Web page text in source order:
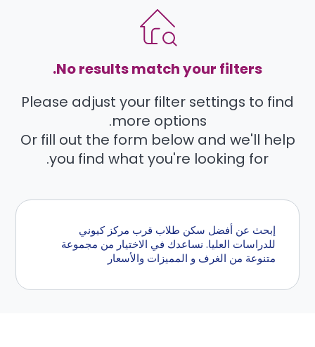
No results match your filters.
Please adjust your filter settings to find
more options.
Or fill out the form below and we'll help
you find what you're looking for.
إبحث عن أفضل سكن طلاب قرب مركز كيوني
للدراسات العليا. نساعدك في الاختيار من مجموعة
متنوعة من الغرف و المميزات والأسعار